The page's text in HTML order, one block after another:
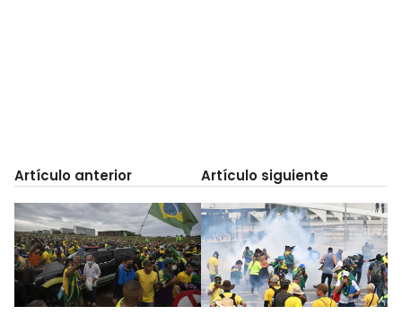
Artículo anterior Artículo siguiente